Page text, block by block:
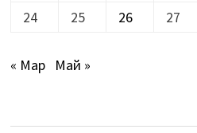
24
25 26 27
« Мар Май »